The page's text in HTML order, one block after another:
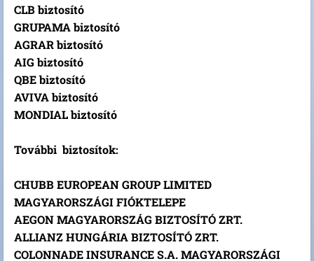
CLB biztosító
GRUPAMA biztosító
AGRAR biztosító
AIG biztosító
QBE biztosító
AVIVA biztosító
MONDIAL biztosító
További biztosítok:
CHUBB EUROPEAN GROUP LIMITED
MAGYARORSZÁGI FIÓKTELEPE
AEGON MAGYARORSZÁG BIZTOSÍTÓ ZRT.
ALLIANZ HUNGÁRIA BIZTOSÍTÓ ZRT.
COLONNADE INSURANCE S.A. MAGYARORSZÁGI